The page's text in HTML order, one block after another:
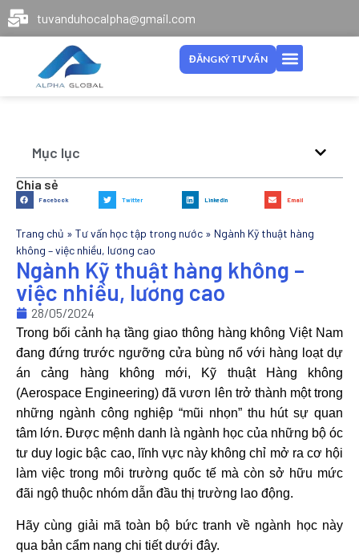
tuvanduhocalpha@gmail.com
ĐĂNG KÝ TƯ VẤN
Mục lục
Chia sẻ
Facebook Twitter LinkedIn Email
Trang chủ » Tư vấn học tập trong nước » Ngành Kỹ thuật hàng
không – việc nhiều, lương cao
Ngành Kỹ thuật hàng không –
việc nhiều, lương cao
28/05/2024
Trong bối cảnh hạ tầng giao thông hàng không Việt Nam
đang đứng trước ngưỡng cửa bùng nổ với hàng loạt dự
án cảng hàng không mới, Kỹ thuật Hàng không
(Aerospace Engineering) đã vươn lên trở thành một trong
những ngành công nghiệp “mũi nhọn” thu hút sự quan
tâm lớn. Được mệnh danh là ngành học của những bộ óc
tư duy logic bậc cao, lĩnh vực này không chỉ mở ra cơ hội
làm việc trong môi trường quốc tế mà còn sở hữu mức
đãi ngộ thuộc nhóm dẫn đầu thị trường lao động.
Hãy cùng giải mã toàn bộ bức tranh về ngành học này
qua bản cẩm nang chi tiết dưới đây.